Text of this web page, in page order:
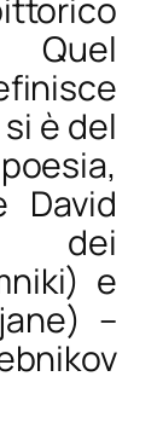
Quel
si è del
David
dei
) e
) –